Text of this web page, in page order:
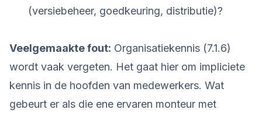
(versiebeheer, goedkeuring, distributie)?
Veelgemaakte fout: Organisatiekennis (7.1.6)
wordt vaak vergeten. Het gaat hier om impliciete
kennis in de hoofden van medewerkers. Wat
gebeurt er als die ene ervaren monteur met